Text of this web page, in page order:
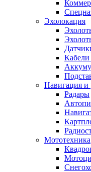
Эхолокация
Кабели
Навигация и
Радары
Мототехника